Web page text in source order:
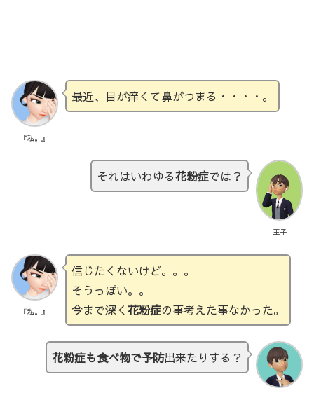
『私。』
最近、目が痒くて鼻がつまる・・・・。
王子
それはいわゆる花粉症では？
『私。』
信じたくないけど。。。
そうっぽい。。
今まで深く 花粉症の事考えた事なかった。
花粉症も食べ物で予防出来たりする？